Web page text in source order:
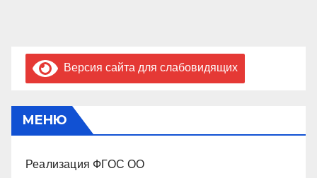
Версия сайта для слабовидящих
МЕНЮ
Реализация ФГОС ОО